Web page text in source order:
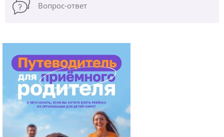
Вопрос-ответ